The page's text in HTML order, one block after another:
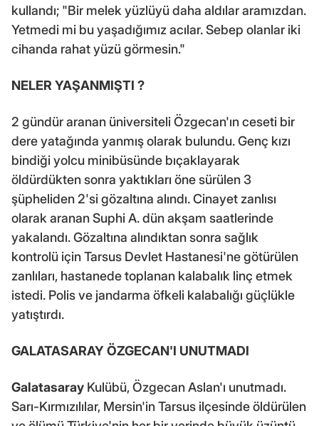
kullandı; "Bir melek yüzlüyü daha aldılar aramızdan.
Yetmedi mi bu yaşadığımız acılar. Sebep olanlar iki
cihanda rahat yüzü görmesin."
NELER YAŞANMIŞTI ?
2 gündür aranan üniversiteli Özgecan'ın ceseti bir
dere yatağında yanmış olarak bulundu. Genç kızı
bindiği yolcu minibüsünde bıçaklayarak
öldürdükten sonra yaktıkları öne sürülen 3
şüpheliden 2'si gözaltına alındı. Cinayet zanlısı
olarak aranan Suphi A. dün akşam saatlerinde
yakalandı. Gözaltına alındıktan sonra sağlık
kontrolü için Tarsus Devlet Hastanesi'ne götürülen
zanlıları, hastanede toplanan kalabalık linç etmek
istedi. Polis ve jandarma öfkeli kalabalığı güçlükle
yatıştırdı.
GALATASARAY ÖZGECAN'I UNUTMADI
Galatasaray Kulübü, Özgecan Aslan'ı unutmadı.
Sarı-Kırmızılılar, Mersin'in Tarsus ilçesinde öldürülen